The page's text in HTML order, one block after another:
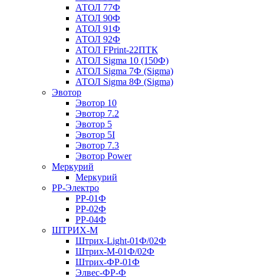
АТОЛ 77Ф
АТОЛ 90Ф
АТОЛ 91Ф
АТОЛ 92Ф
АТОЛ FPrint-22ПТК
АТОЛ Sigma 10 (150Ф)
АТОЛ Sigma 7Ф (Sigma)
АТОЛ Sigma 8Ф (Sigma)
Эвотор
Эвотор 10
Эвотор 7.2
Эвотор 5
Эвотор 5I
Эвотор 7.3
Эвотор Power
Меркурий
Меркурий
РР-Электро
РР-01Ф
РР-02Ф
РР-04Ф
ШТРИХ-М
Штрих-Light-01Ф/02Ф
Штрих-М-01Ф/02Ф
Штрих-ФР-01Ф
Элвес-ФР-Ф